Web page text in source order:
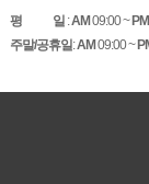
평 일:AM09:00 ~PM
주말/공휴일:AM09:00 ~